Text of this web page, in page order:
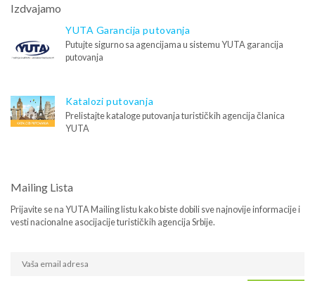
Izdvajamo
YUTA Garancija putovanja
Putujte sigurno sa agencijama u sistemu YUTA garancija
putovanja
Katalozi putovanja
Prelistajte kataloge putovanja turističkih agencija članica
YUTA
Mailing Lista
Prijavite se na YUTA Mailing listu kako biste dobili sve najnovije informacije i
vesti nacionalne asocijacije turističkih agencija Srbije.